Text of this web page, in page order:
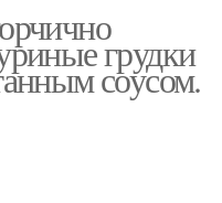
грудки
соусом.